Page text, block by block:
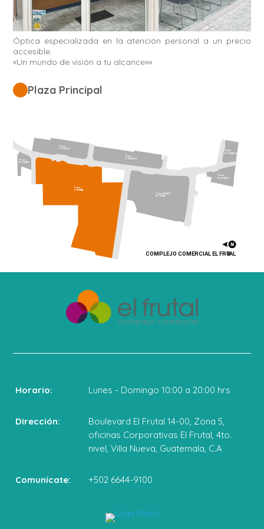
Óptica especializada en la atención personal a un precio
accesible.
«Un mundo de visión a tu alcance»»
Plaza Principal
Horario: Lunes - Domingo 10:00 a 20:00 hrs
Dirección:
Boulevard El Frutal 14-00, Zona 5,
oficinas Corporativas El Frutal, 4to.
nivel, Villa Nueva, Guatemala, C.A
Comunícate: +502 6644-9100